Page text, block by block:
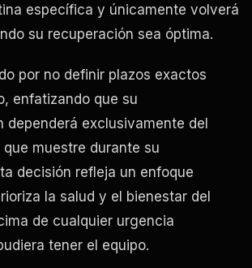
específica y únicamente volverá
su recuperación sea óptima.
por no definir plazos exactos
enfatizando que su
dependerá exclusivamente del
muestre durante su
decisión refleja un enfoque
la salud y el bienestar del
de cualquier urgencia
tener el equipo.